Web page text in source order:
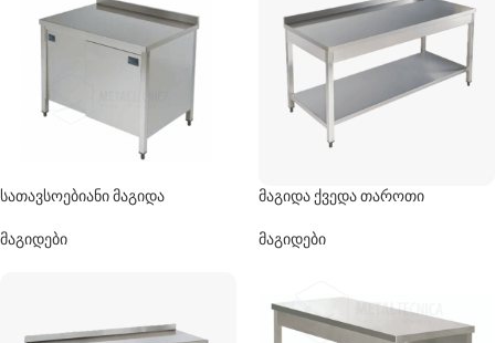
სათავსოებიანი მაგიდა
მაგიდები
მაგიდა ქვედა თაროთი
მაგიდები